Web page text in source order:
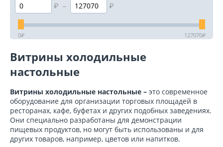
₽ – ₽
0₽ 127070₽
Витрины холодильные
настольные
Витрины холодильные настольные – это современное
оборудование для организации торговых площадей в
ресторанах, кафе, буфетах и других подобных заведениях.
Они специально разработаны для демонстрации
пищевых продуктов, но могут быть использованы и для
других товаров, например, цветов или напитков.